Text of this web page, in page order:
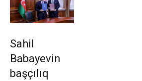
Sahil
Babayevin
başçılıq